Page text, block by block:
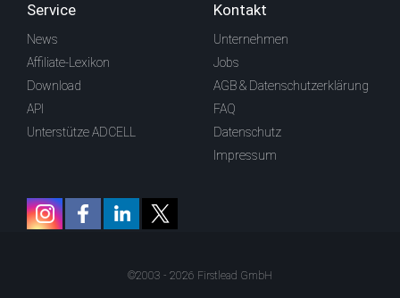
Service
News
Affiliate-Lexikon
Download
API
Unterstütze ADCELL
Kontakt
Unternehmen
Jobs
AGB & Datenschutzerklärung
FAQ
Datenschutz
Impressum
©2003 - 2026 Firstlead GmbH